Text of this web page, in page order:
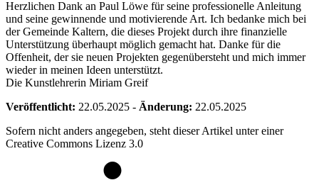
Herzlichen Dank an Paul Löwe für seine professionelle Anleitung
und seine gewinnende und motivierende Art. Ich bedanke mich bei
der Gemeinde Kaltern, die dieses Projekt durch ihre finanzielle
Unterstützung überhaupt möglich gemacht hat. Danke für die
Offenheit, der sie neuen Projekten gegenübersteht und mich immer
wieder in meinen Ideen unterstützt.
Die Kunstlehrerin Miriam Greif
Veröffentlicht: 22.05.2025 - Änderung: 22.05.2025
Sofern nicht anders angegeben, steht dieser Artikel unter einer
Creative Commons Lizenz 3.0